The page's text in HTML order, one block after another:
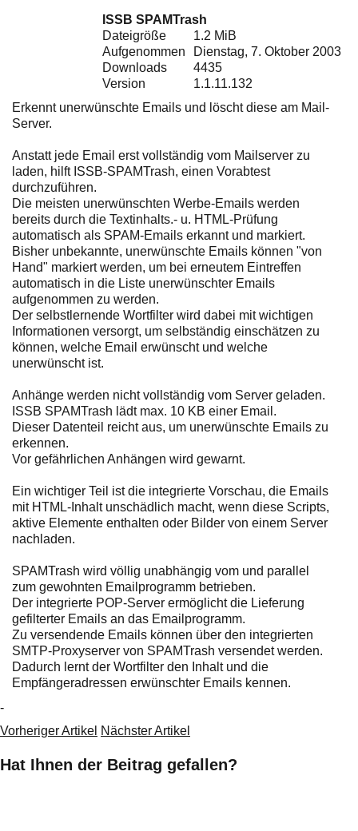
ISSB SPAMTrash
Dateigröße
1.2 MiB
Aufgenommen
Dienstag, 7. Oktober 2003
Downloads
4435
Version
1.1.11.132
Erkennt unerwünschte Emails und löscht diese am Mail-
Server.
Anstatt jede Email erst vollständig vom Mailserver zu
laden, hilft ISSB-SPAMTrash, einen Vorabtest
durchzuführen.
Die meisten unerwünschten Werbe-Emails werden
bereits durch die Textinhalts.- u. HTML-Prüfung
automatisch als SPAM-Emails erkannt und markiert.
Bisher unbekannte, unerwünschte Emails können "von
Hand" markiert werden, um bei erneutem Eintreffen
automatisch in die Liste unerwünschter Emails
aufgenommen zu werden.
Der selbstlernende Wortfilter wird dabei mit wichtigen
Informationen versorgt, um selbständig einschätzen zu
können, welche Email erwünscht und welche
unerwünscht ist.
Anhänge werden nicht vollständig vom Server geladen.
ISSB SPAMTrash lädt max. 10 KB einer Email.
Dieser Datenteil reicht aus, um unerwünschte Emails zu
erkennen.
Vor gefährlichen Anhängen wird gewarnt.
Ein wichtiger Teil ist die integrierte Vorschau, die Emails
mit HTML-Inhalt unschädlich macht, wenn diese Scripts,
aktive Elemente enthalten oder Bilder von einem Server
nachladen.
SPAMTrash wird völlig unabhängig vom und parallel
zum gewohnten Emailprogramm betrieben.
Der integrierte POP-Server ermöglicht die Lieferung
gefilterter Emails an das Emailprogramm.
Zu versendende Emails können über den integrierten
SMTP-Proxyserver von SPAMTrash versendet werden.
Dadurch lernt der Wortfilter den Inhalt und die
Empfängeradressen erwünschter Emails kennen.
-
Vorheriger Artikel Nächster Artikel
Hat Ihnen der Beitrag gefallen?
E-Mail bestätigen